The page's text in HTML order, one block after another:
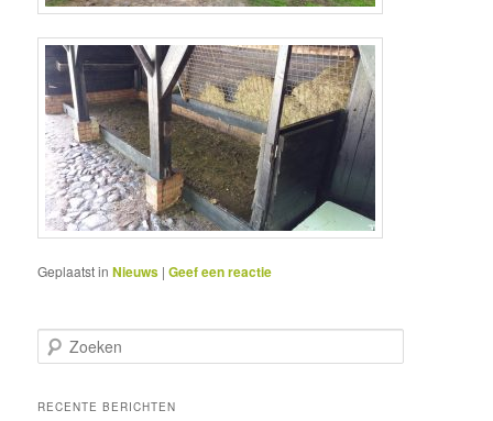
Geplaatst in Nieuws |Geef een reactie
o
k
RECENTE BERICHTEN